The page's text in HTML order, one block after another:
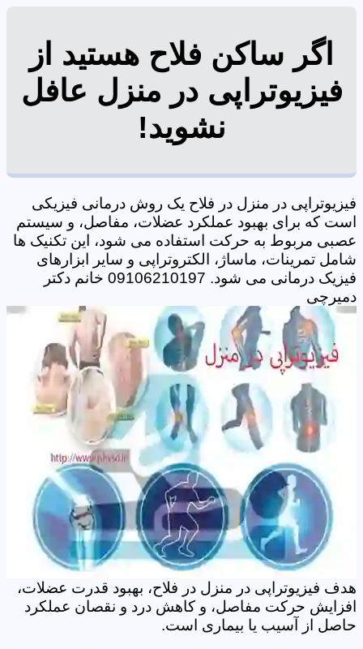
اگر ساکن فلاح هستید از
فیزیوتراپی در منزل عافل
نشوید!
فیزیوتراپی در منزل در فلاح یک روش درمانی فیزیکی
است که برای بهبود عملکرد عضلات، مفاصل، و سیستم
عصبی مربوط به حرکت استفاده می شود، این تکنیک ها
شامل تمرینات، ماساژ، الکتروتراپی و سایر ابزارهای
فیزیک درمانی می شود. 09106210197 خانم دکتر
دمیرچی
هدف فیزیوتراپی در منزل در فلاح، بهبود قدرت عضلات،
افزایش حرکت مفاصل، و کاهش درد و نقصان عملکرد
حاصل از آسیب یا بیماری است.